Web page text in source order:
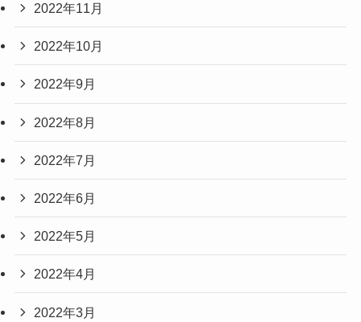
2022年11月
2022年10月
2022年9月
2022年8月
2022年7月
2022年6月
2022年5月
2022年4月
2022年3月